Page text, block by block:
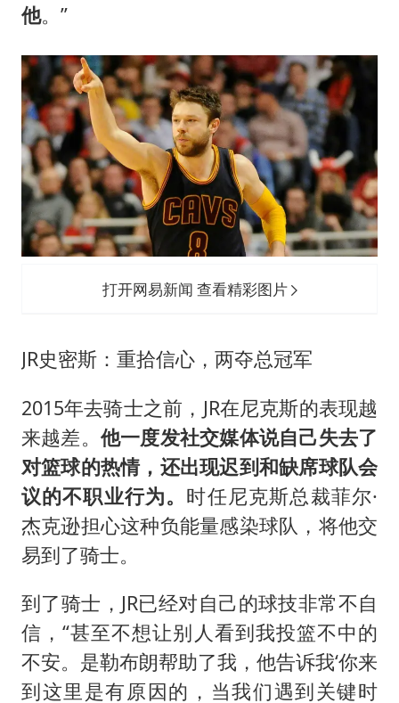
他。”
打开网易新闻 查看精彩图片
JR史密斯：重拾信心，两夺总冠军
2015年去骑士之前，JR在尼克斯的表现越
来越差。 他一度发社交媒体说自己失去了
对篮球的热情，还出现迟到和缺席球队会
议的不职业行为。 时任尼克斯总裁菲尔·
杰克逊担心这种负能量感染球队，将他交
易到了骑士。
到了骑士，JR已经对自己的球技非常不自
信，“甚至不想让别人看到我投篮不中的
不安。是勒布朗帮助了我，他告诉我‘你来
到这里是有原因的，当我们遇到关键时